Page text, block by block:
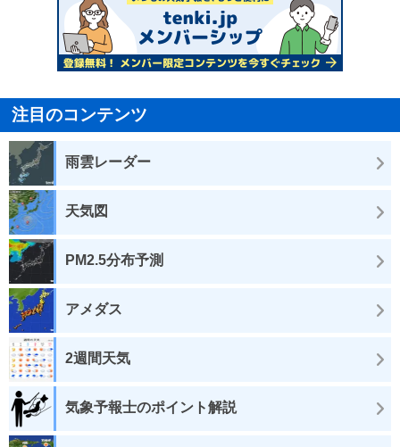
注目のコンテンツ
雨雲レーダー
天気図
PM2.5分布予測
アメダス
2週間天気
気象予報士のポイント解説